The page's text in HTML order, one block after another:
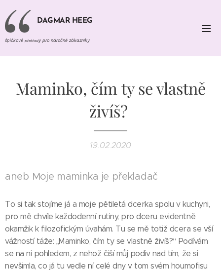
DAGMAR HEEG
špičkové překlady pro náročné zákazníky
Maminko, čím ty se vlastně
živíš?
19.02.2020
aneb Moje maminka je překladač
To si tak stojíme já a moje pětiletá dcerka spolu v kuchyni,
pro mě chvíle každodenní rutiny, pro dceru evidentně
okamžik k filozofickým úvahám. Tu se mě totiž dcera se vší
vážností táže: „Maminko, čím ty se vlastně živíš?“ Podívám
se na ni pohledem, z nehož čiší můj podiv nad tím, že si
nevšimla, co já tu vedle ní celé dny v tom svém houmofisu